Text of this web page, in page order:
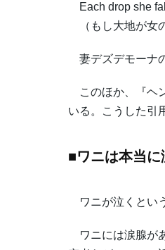
Each drop she
（もし大地が女
妻デズデモーナ
このほか、『ヘ
いる。こうした引
■ワニは本当に
ワニが泣くとい
ワニには涙腺が